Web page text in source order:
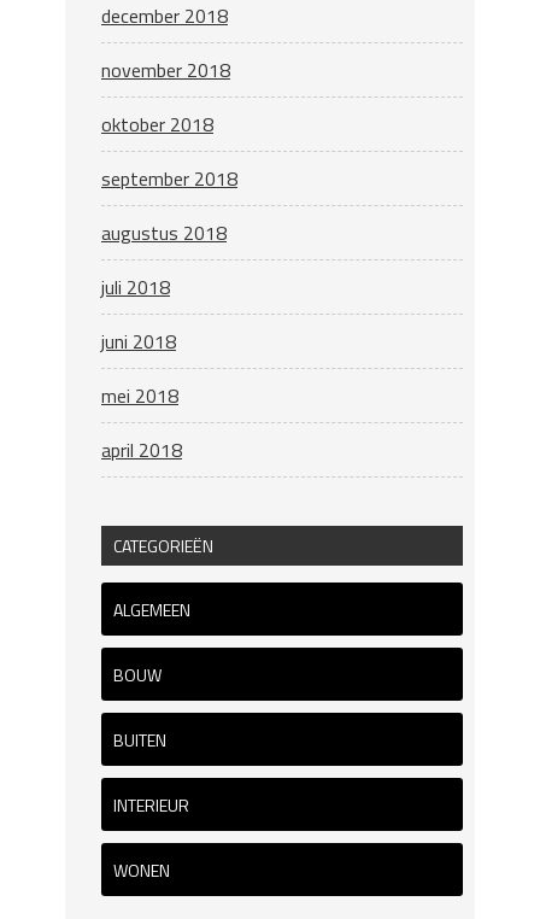
december 2018
november 2018
oktober 2018
september 2018
augustus 2018
juli 2018
juni 2018
mei 2018
april 2018
CATEGORIEËN
ALGEMEEN
BOUW
BUITEN
INTERIEUR
WONEN